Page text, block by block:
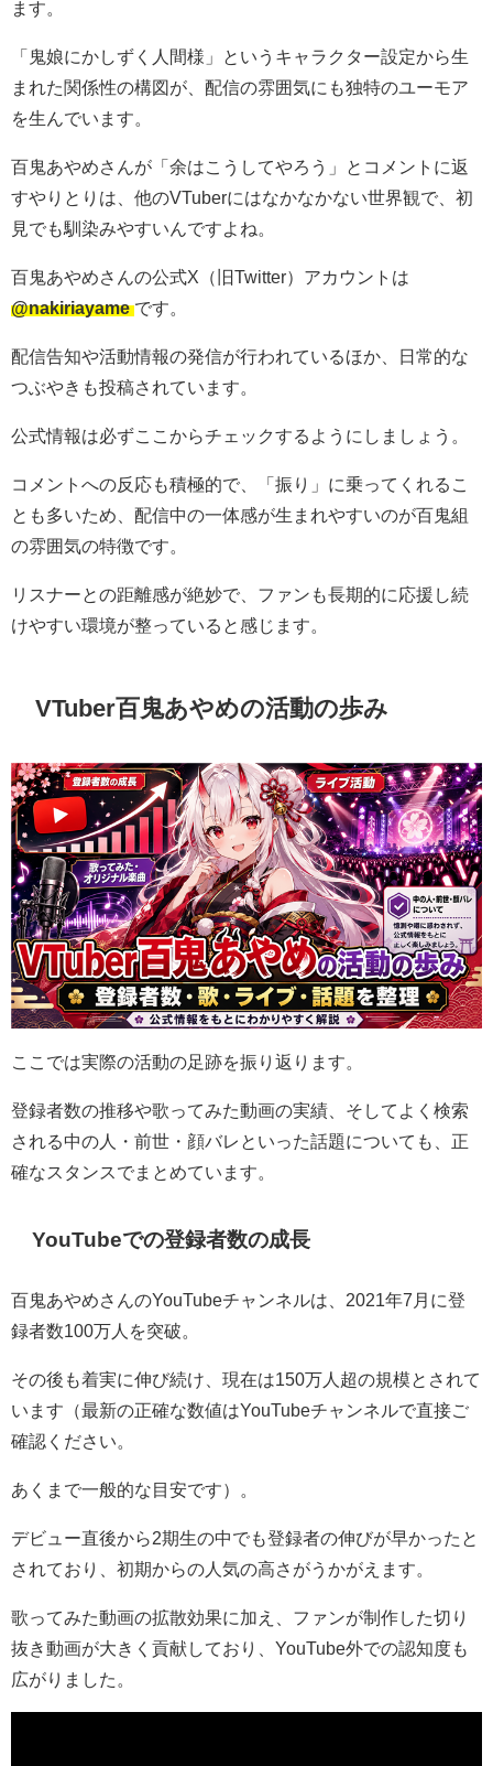
ます。
「鬼娘にかしずく人間様」というキャラクター設定から生
まれた関係性の構図が、配信の雰囲気にも独特のユーモア
を生んでいます。
百鬼あやめさんが「余はこうしてやろう」とコメントに返
すやりとりは、他のVTuberにはなかなかない世界観で、初
見でも馴染みやすいんですよね。
百鬼あやめさんの公式X（旧Twitter）アカウントは
@nakiriayame です。
配信告知や活動情報の発信が行われているほか、日常的な
つぶやきも投稿されています。
公式情報は必ずここからチェックするようにしましょう。
コメントへの反応も積極的で、「振り」に乗ってくれるこ
とも多いため、配信中の一体感が生まれやすいのが百鬼組
の雰囲気の特徴です。
リスナーとの距離感が絶妙で、ファンも長期的に応援し続
けやすい環境が整っていると感じます。
VTuber百鬼あやめの活動の歩み
ここでは実際の活動の足跡を振り返ります。
登録者数の推移や歌ってみた動画の実績、そしてよく検索
される中の人・前世・顔バレといった話題についても、正
確なスタンスでまとめています。
YouTubeでの登録者数の成長
百鬼あやめさんのYouTubeチャンネルは、2021年7月に登
録者数100万人を突破。
その後も着実に伸び続け、現在は150万人超の規模とされて
います（最新の正確な数値はYouTubeチャンネルで直接ご
確認ください。
あくまで一般的な目安です）。
デビュー直後から2期生の中でも登録者の伸びが早かったと
されており、初期からの人気の高さがうかがえます。
歌ってみた動画の拡散効果に加え、ファンが制作した切り
抜き動画が大きく貢献しており、YouTube外での認知度も
広がりました。